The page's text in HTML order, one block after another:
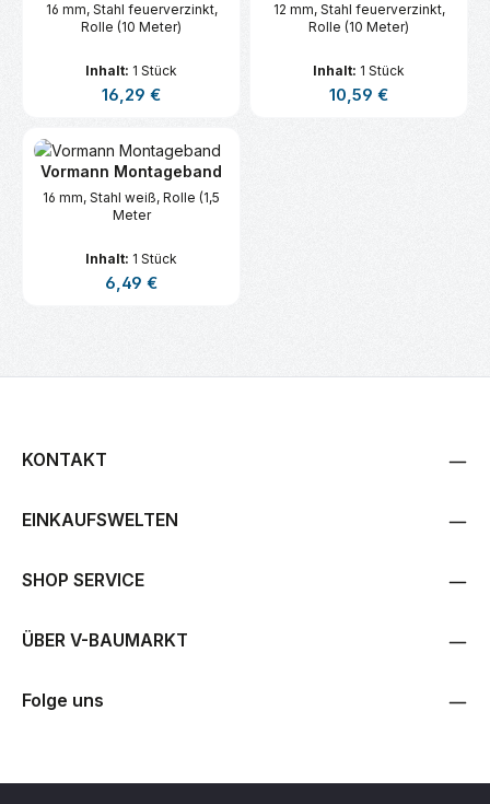
16 mm, Stahl feuerverzinkt,
Rolle (10 Meter)
Inhalt: 1 Stück
Regulärer Preis:
16,29 €
12 mm, Stahl feuerverzinkt,
Rolle (10 Meter)
Inhalt: 1 Stück
Regulärer Preis:
10,59 €
Vormann Montageband
16 mm, Stahl weiß, Rolle (1,5
Meter
Inhalt: 1 Stück
Regulärer Preis:
6,49 €
KONTAKT
EINKAUFSWELTEN
SHOP SERVICE
ÜBER V-BAUMARKT
Folge uns